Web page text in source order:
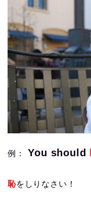
例： You should
恥をしりなさい！